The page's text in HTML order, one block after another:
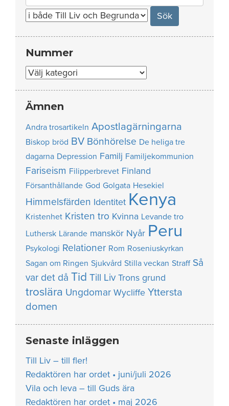
for:
Nummer
Nummer
Ämnen
Andra trosartikeln Apostlagärningarna
Biskop bröd BV Bönhörelse De heliga tre
dagarna Depression Familj Familjekommunion
Fariseism Filipperbrevet Finland
Försanthållande God Golgata Hesekiel
Himmelsfärden Identitet Kenya
Kristenhet Kristen tro Kvinna Levande tro
Luthersk Lärande manskör Nyår Peru
Psykologi Relationer Rom Roseniuskyrkan
Sagan om Ringen Sjukvård Stilla veckan Straff Så
var det då Tid Till Liv Trons grund
troslära Ungdomar Wycliffe Yttersta
domen
Senaste inläggen
Till Liv – till fler!
Redaktören har ordet • juni/juli 2026
Vila och leva – till Guds ära
Redaktören har ordet • maj 2026